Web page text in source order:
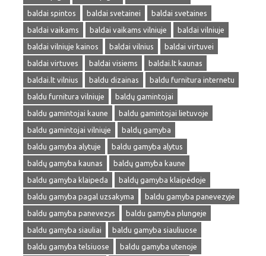
baldai spintos
baldai svetainei
baldai svetaines
baldai vaikams
baldai vaikams vilniuje
baldai vilniuje
baldai vilniuje kainos
baldai vilnius
baldai virtuvei
baldai virtuves
baldai visiems
baldai.lt kaunas
baldai.lt vilnius
baldu dizainas
baldu furnitura internetu
baldu furnitura vilniuje
baldų gamintojai
baldu gamintojai kaune
baldu gamintojai lietuvoje
baldu gamintojai vilniuje
baldų gamyba
baldu gamyba alytuje
baldu gamyba alytus
baldų gamyba kaunas
baldų gamyba kaune
baldu gamyba klaipeda
baldų gamyba klaipėdoje
baldu gamyba pagal uzsakyma
baldu gamyba panevezyje
baldu gamyba panevezys
baldu gamyba plungeje
baldu gamyba siauliai
baldu gamyba siauliuose
baldu gamyba telsiuose
baldu gamyba utenoje